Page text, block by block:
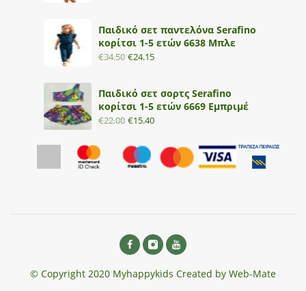
Παιδικό σετ παντελόνα Serafino
κορίτσι 1-5 ετών 6638 Μπλε
€34.50 €24.15
Παιδικό σετ σορτς Serafino
κορίτσι 1-5 ετών 6669 Εμπριμέ
€22.00 €15.40
© Copyright 2020 Myhappykids Created by Web-Mate